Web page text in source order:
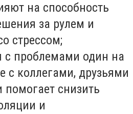
на способность
за рулем и
стрессом;
с проблемами один на
с коллегами, друзьями
снизить
и